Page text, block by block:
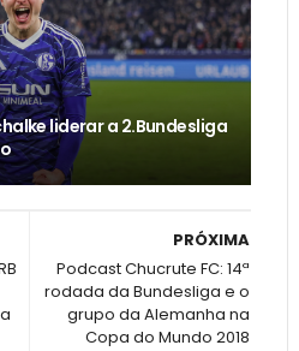
liderar a 2.Bundesliga
PRÓXIMA
Podcast Chucrute FC: 14ª
rodada da Bundesliga e o
grupo da Alemanha na
Copa do Mundo 2018